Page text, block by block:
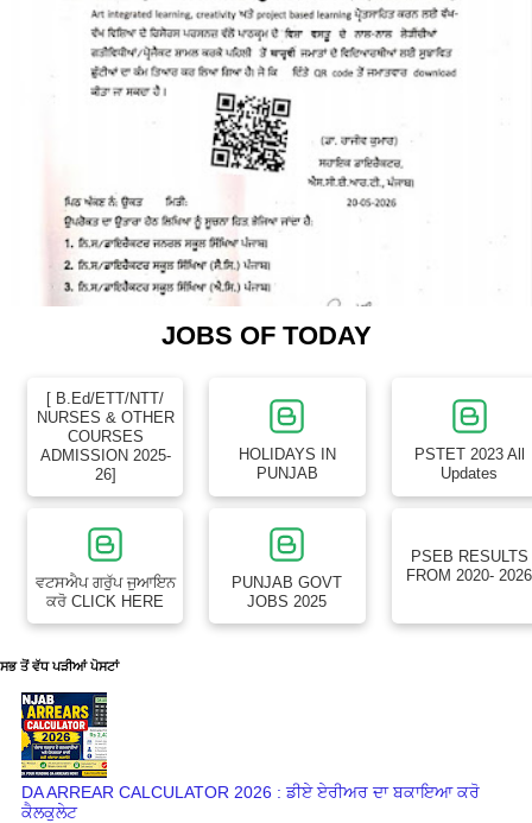
JOBS OF TODAY
[ B.Ed/ETT/NTT/
NURSES & OTHER
COURSES
ADMISSION 2025-
26]
HOLIDAYS IN
PUNJAB
PSTET 2023 All
Updates
ਵਟਸਐਪ ਗਰੁੱਪ ਜੁਆਇਨ
ਕਰੋ CLICK HERE
PUNJAB GOVT
JOBS 2025
PSEB RESULTS
FROM 2020- 2026
ਸਭ ਤੋਂ ਵੱਧ ਪੜੀਆਂ ਪੋਸਟਾਂ
DA ARREAR CALCULATOR 2026 : ਡੀਏ ਏਰੀਅਰ ਦਾ ਬਕਾਇਆ ਕਰੋ
ਕੈਲਕੁਲੇਟ